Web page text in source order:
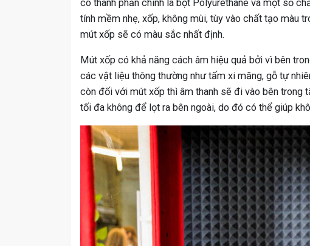
có thành phần chính là bọt Polyurethane và một số
tính mềm nhẹ, xốp, không mùi, tùy vào chất tạo màu
mút xốp sẽ có màu sắc nhất định.
Mút xốp có khả năng cách âm hiệu quả bởi vì bên
các vật liệu thông thường như tấm xi măng, gỗ tự
còn đối với mút xốp thì âm thanh sẽ đi vào bên trong
tối đa không để lọt ra bên ngoài, do đó có thể giúp